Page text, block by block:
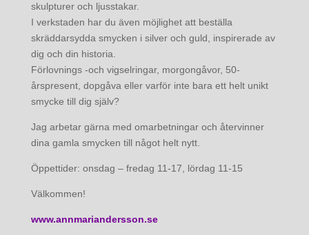
skulpturer och ljusstakar.
I verkstaden har du även möjlighet att beställa
skräddarsydda smycken i silver och guld, inspirerade av
dig och din historia.
Förlovnings -och vigselringar, morgongåvor, 50-
årspresent, dopgåva eller varför inte bara ett helt unikt
smycke till dig själv?
Jag arbetar gärna med omarbetningar och återvinner
dina gamla smycken till något helt nytt.
Öppettider: onsdag – fredag 11-17, lördag 11-15
Välkommen!
www.annmariandersson.se